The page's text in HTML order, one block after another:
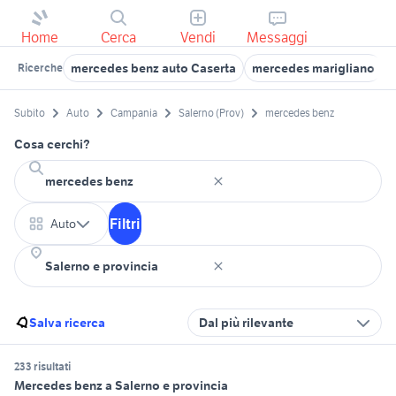
Home Cerca Vendi Messaggi
Ricerche mercedes benz auto Caserta mercedes marigliano
Subito Auto Campania Salerno (Prov) mercedes benz
Cosa cerchi?
Auto Filtri
Salva ricerca Dal più rilevante
233 risultati
Mercedes benz a Salerno e provincia